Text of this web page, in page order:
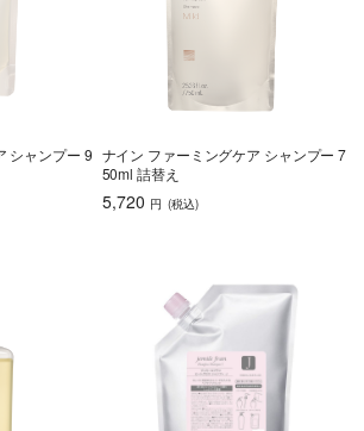
シャンプー 9 ナイン ファーミングケア シャンプー 7
50ml 詰替え
5,720 円 (税込)